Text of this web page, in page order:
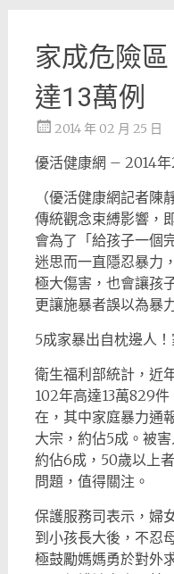
家成危險
達13萬例
2014 年 02 月 25 日
優活健康網 – 2014
（優活健康網記者
傳統觀念束縛影響，
會為了「給孩子一個
迷思而一直隱忍暴力
極大傷害，也會讓孩
更讓施暴者誤以為暴
5成家暴出自枕邊人
衛生福利部統計，近
102年高達13萬829
在，其中家庭暴力通
大宗，約佔5成。被
約佔6成，50歲以上
問題，值得關注。
保護服務司表示，婦
到小孩長大後，不忍
極鼓勵媽媽勇於對外